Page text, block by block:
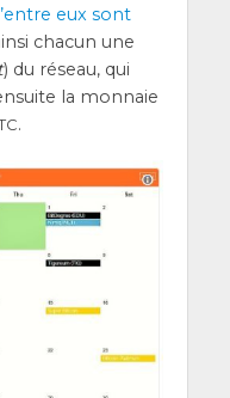
eux sont
cha­cun une
) du réseau, qui
la mon­naie
.